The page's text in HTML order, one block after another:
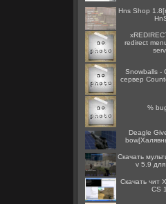
Hns Shop
redirect
Snowballs -
сервер
%
Deagle
Скачать
v 5.9
Скачать чит
CS